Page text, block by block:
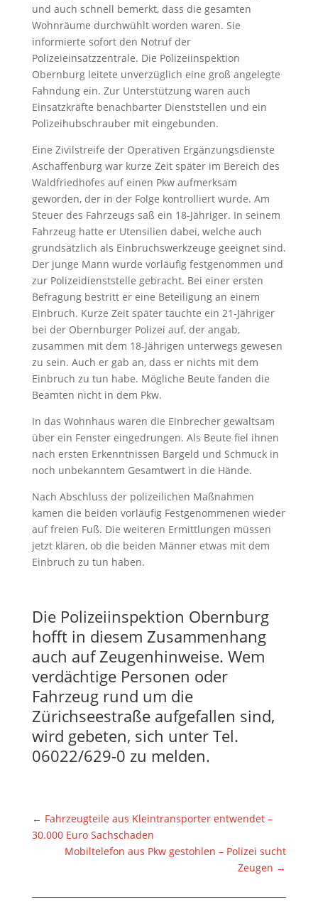
und auch schnell bemerkt, dass die gesamten
Wohnräume durchwühlt worden waren. Sie
informierte sofort den Notruf der
Polizeieinsatzzentrale. Die Polizeiinspektion
Obernburg leitete unverzüglich eine groß angelegte
Fahndung ein. Zur Unterstützung waren auch
Einsatzkräfte benachbarter Dienststellen und ein
Polizeihubschrauber mit eingebunden.
Eine Zivilstreife der Operativen Ergänzungsdienste
Aschaffenburg war kurze Zeit später im Bereich des
Waldfriedhofes auf einen Pkw aufmerksam
geworden, der in der Folge kontrolliert wurde. Am
Steuer des Fahrzeugs saß ein 18-Jähriger. In seinem
Fahrzeug hatte er Utensilien dabei, welche auch
grundsätzlich als Einbruchswerkzeuge geeignet sind.
Der junge Mann wurde vorläufig festgenommen und
zur Polizeidienststelle gebracht. Bei einer ersten
Befragung bestritt er eine Beteiligung an einem
Einbruch. Kurze Zeit später tauchte ein 21-Jähriger
bei der Obernburger Polizei auf, der angab,
zusammen mit dem 18-Jährigen unterwegs gewesen
zu sein. Auch er gab an, dass er nichts mit dem
Einbruch zu tun habe. Mögliche Beute fanden die
Beamten nicht in dem Pkw.
In das Wohnhaus waren die Einbrecher gewaltsam
über ein Fenster eingedrungen. Als Beute fiel ihnen
nach ersten Erkenntnissen Bargeld und Schmuck in
noch unbekanntem Gesamtwert in die Hände.
Nach Abschluss der polizeilichen Maßnahmen
kamen die beiden vorläufig Festgenommenen wieder
auf freien Fuß. Die weiteren Ermittlungen müssen
jetzt klären, ob die beiden Männer etwas mit dem
Einbruch zu tun haben.
Die Polizeiinspektion Obernburg
hofft in diesem Zusammenhang
auch auf Zeugenhinweise. Wem
verdächtige Personen oder
Fahrzeug rund um die
Zürichseestraße aufgefallen sind,
wird gebeten, sich unter Tel.
06022/629-0 zu melden.
← Fahrzeugteile aus Kleintransporter entwendet –
30.000 Euro Sachschaden
Mobiltelefon aus Pkw gestohlen – Polizei sucht
Zeugen →